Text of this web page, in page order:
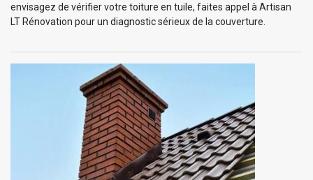
envisagez de vérifier votre toiture en tuile, faites appel à Artisan
LT Rénovation pour un diagnostic sérieux de la couverture.